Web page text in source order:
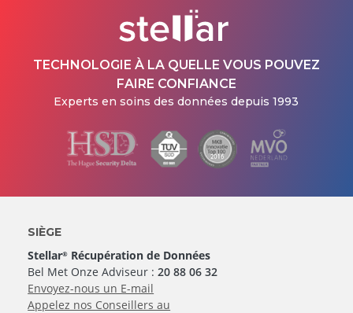
TECHNOLOGIE À LA QUELLE VOUS POUVEZ
FAIRE CONFIANCE
Experts en soins des données depuis 1993
SIÈGE
Stellar® Récupération de Données
Bel Met Onze Adviseur :20 88 06 32
Envoyez-nous un E-mail
Appelez nos Conseillers au